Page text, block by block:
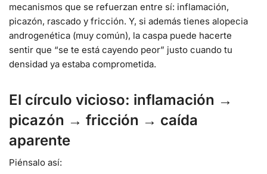
mecanismos que se refuerzan entre sí: inflamación,
picazón, rascado y fricción. Y, si además tienes alopecia
androgenética (muy común), la caspa puede hacerte
sentir que “se te está cayendo peor” justo cuando tu
densidad ya estaba comprometida.
El círculo vicioso: inflamación →
picazón → fricción → caída
aparente
Piénsalo así: